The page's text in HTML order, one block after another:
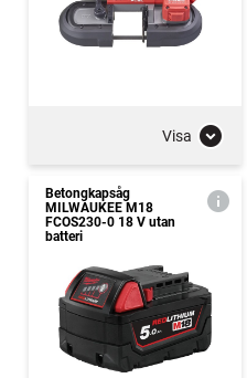
Visa
Betongkapsåg
MILWAUKEE M18
FCOS230-0 18 V utan
batteri